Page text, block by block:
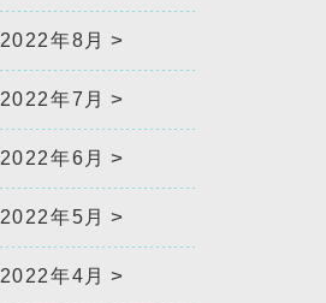
2022年8月
2022年7月
2022年6月
2022年5月
2022年4月